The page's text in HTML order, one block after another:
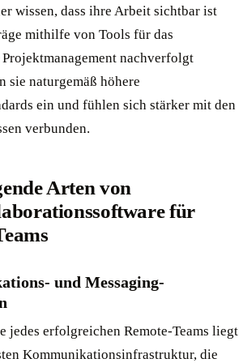
wissen, dass ihre Arbeit sichtbar ist
mithilfe von Tools für das
nachverfolgt
sie naturgemäß höhere
ein und fühlen sich stärker mit den
verbunden.
Arten von
für
und Messaging-
jedes erfolgreichen Remote-Teams liegt
Kommunikationsinfrastruktur, die